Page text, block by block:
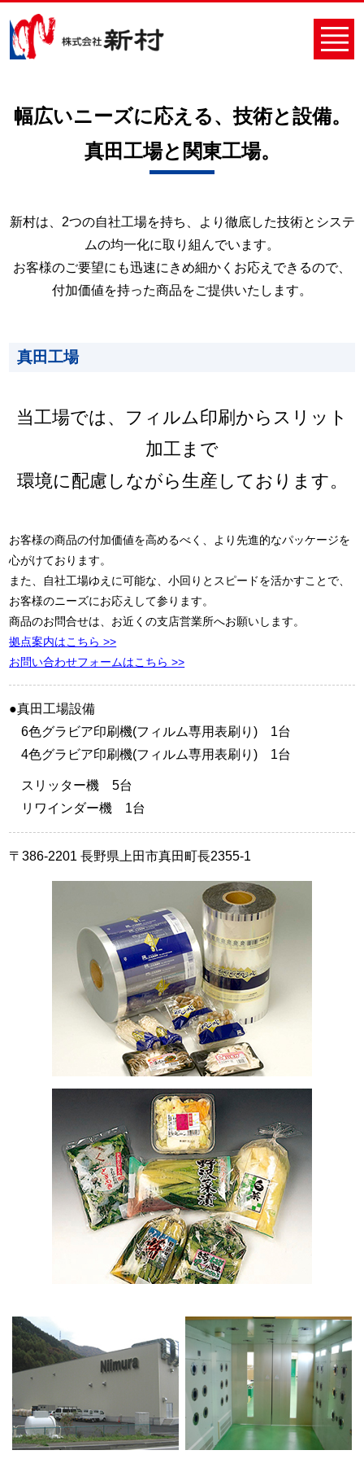
幅広いニーズに応える、技術と設備。
真田工場と関東工場。
新村は、2つの自社工場を持ち、より徹底した技術とシステ
ムの均一化に取り組んでいます。
お客様のご要望にも迅速にきめ細かくお応えできるので、
付加価値を持った商品をご提供いたします。
真田工場
当工場では、フィルム印刷からスリット
加工まで
環境に配慮しながら生産しております。
お客様の商品の付加価値を高めるべく、より先進的なパッケージを
心がけております。
また、自社工場ゆえに可能な、小回りとスピードを活かすことで、
お客様のニーズにお応えして参ります。
商品のお問合せは、お近くの支店営業所へお願いします。
拠点案内はこちら >>
お問い合わせフォームはこちら >>
●真田工場設備
6色グラビア印刷機(フィルム専用表刷り) 1台
4色グラビア印刷機(フィルム専用表刷り) 1台
スリッター機 5台
リワインダー機 1台
〒386-2201 長野県上田市真田町長2355-1